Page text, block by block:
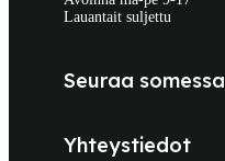
Lauantait suljettu
Seuraa somessa
Yhteystiedot